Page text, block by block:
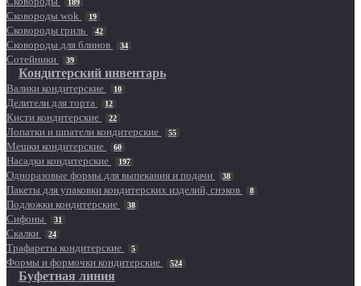
189
Сковороды wok 19
Сковороды гриль 42
Сковороды для блинов 34
Сотейники 39
Кондитерский инвентарь
Валики кондитерские 10
Делители для торта 12
Кисти кондитерские 22
Лопатки и шпатели кондитерские 55
Мешки кондитерские 60
Насадки кондитерские 197
Одноразовые формы для выпекания и подачи 38
Пакеты для упаковки кондитерских изделий, снэков 8
Подложки кондитерские 38
Сифоны 31
Скалки 24
Трафареты кондитерские 5
Формы и формочки кондитерские 524
Буфетная линия